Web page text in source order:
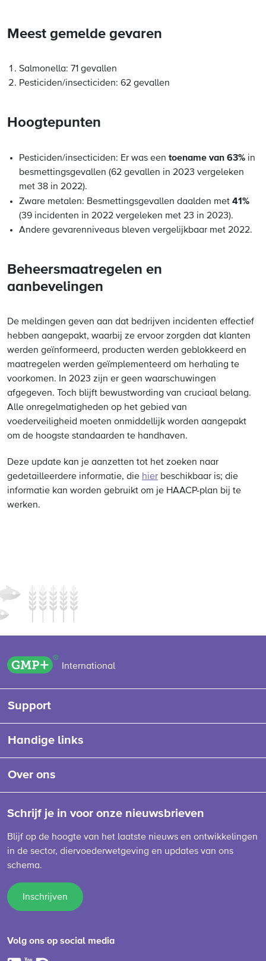
Meest gemelde gevaren
Salmonella: 71 gevallen
Pesticiden/insecticiden: 62 gevallen
Hoogtepunten
Pesticiden/insecticiden: Er was een toename van 63% in
besmettingsgevallen (62 gevallen in 2023 vergeleken
met 38 in 2022).
Zware metalen: Besmettingsgevallen daalden met 41%
(39 incidenten in 2022 vergeleken met 23 in 2023).
Andere gevarenniveaus bleven vergelijkbaar met 2022.
Beheersmaatregelen en
aanbevelingen
De meldingen geven aan dat bedrijven incidenten effectief
hebben aangepakt, waarbij ze ervoor zorgden dat klanten
werden geïnformeerd, producten werden geblokkeerd en
maatregelen werden geïmplementeerd om herhaling te
voorkomen. In 2023 zijn er geen waarschuwingen
afgegeven. Toch blijft bewustwording van cruciaal belang.
Alle onregelmatigheden op het gebied van
voederveiligheid moeten onmiddellijk worden aangepakt
om de hoogste standaarden te handhaven.
Deze update kan je aanzetten tot het zoeken naar
gedetailleerdere informatie, die hier beschikbaar is; die
informatie kan worden gebruikt om je HAACP-plan bij te
werken.
GMP+ logo
International
Support
Handige links
Over ons
Schrijf je in voor onze nieuwsbrieven
Blijf op de hoogte van het laatste nieuws en ontwikkelingen
in de sector, diervoederwetgeving en updates van ons
schema.
Inschrijven
Volg ons op social media